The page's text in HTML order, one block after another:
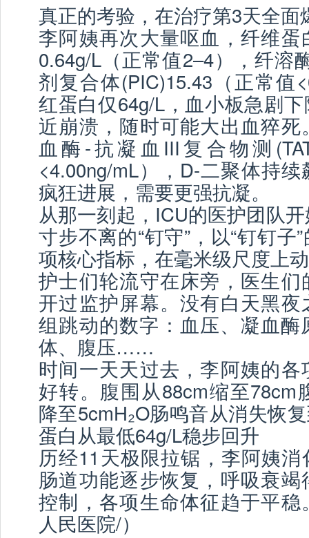
真正的考验，在治疗第3天全面
李阿姨再次大量呕血，纤维
0.64g/L（正常值2–4），纤溶
剂复合体(PIC)15.43（正常值
红蛋白仅64g/L，血小板急剧
近崩溃，随时可能大出血猝
血酶-抗凝血III复合物测
<4.00ng/mL），D-二聚体持
疯狂进展，需要更强抗凝。
从那一刻起，ICU的医护团队
寸步不离的“钉守”，以“钉钉子
项核心指标，在毫米级尺度上
护士们轮流守在床旁，医生
开过监护屏幕。没有白天黑
组跳动的数字：血压、凝血酶
体、腹压……
时间一天天过去，李阿姨的
好转。腹围从88cm缩至78cm
降至5cmH₂O肠鸣音从消失恢
蛋白从最低64g/L稳步回升
历经11天极限拉锯，李阿姨
肠道功能逐步恢复，呼吸衰
控制，各项生命体征趋于平
人民医院/）